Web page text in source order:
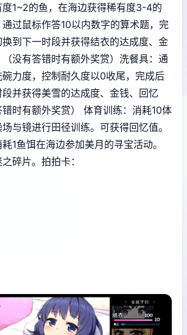
1~2的鱼，在海边获得稀有度3-4的
过鼠标作答10以内数字的算术题，完
到下一时段并获得结衣的达成度、金
没有答错时有额外奖赏） 洗餐具：通
力度，控制耐久度以0收尾，完成后
并获得美雪的达成度、金钱、回忆
时有额外奖赏）
体育训练：消耗10体
与镜进行田径训练。可获得回忆值。
1鱼饵在海边参加美月的寻宝活动。
碎片。 拍拍卡：